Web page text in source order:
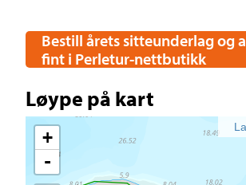
Bestill årets sitteunderlag og
fint i Perletur-nettbutikk
Løype på kart
+
-